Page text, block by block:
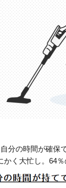
自分の時間が確保
かく大忙し。64